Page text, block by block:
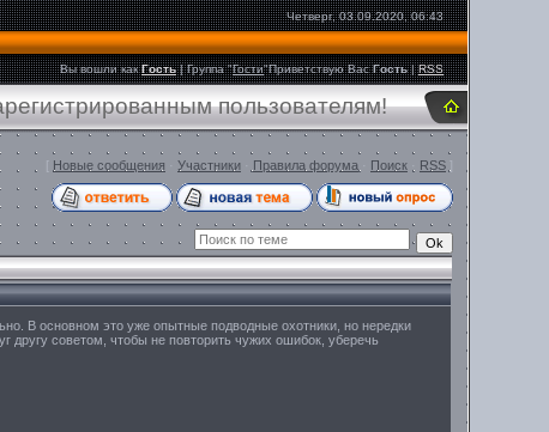
Четверг, 03.09.2020, 06:43
Вы вошли как Гость|Группа"Гости"Приветствую Вас Гость |RSS
пользователям!
[ Новые сообщения Участники Правила форума Поиск RSS ]
В основном это уже опытные подводные охотники, но нередки
другу советом, чтобы не повторить чужих ошибок, уберечь